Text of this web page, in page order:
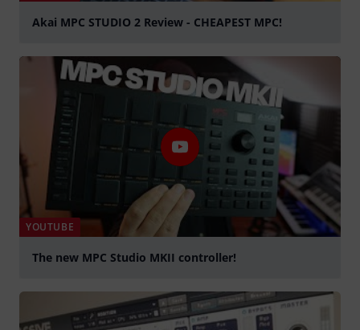
Akai MPC STUDIO 2 Review - CHEAPEST MPC!
YOUTUBE
The new MPC Studio MKII controller!